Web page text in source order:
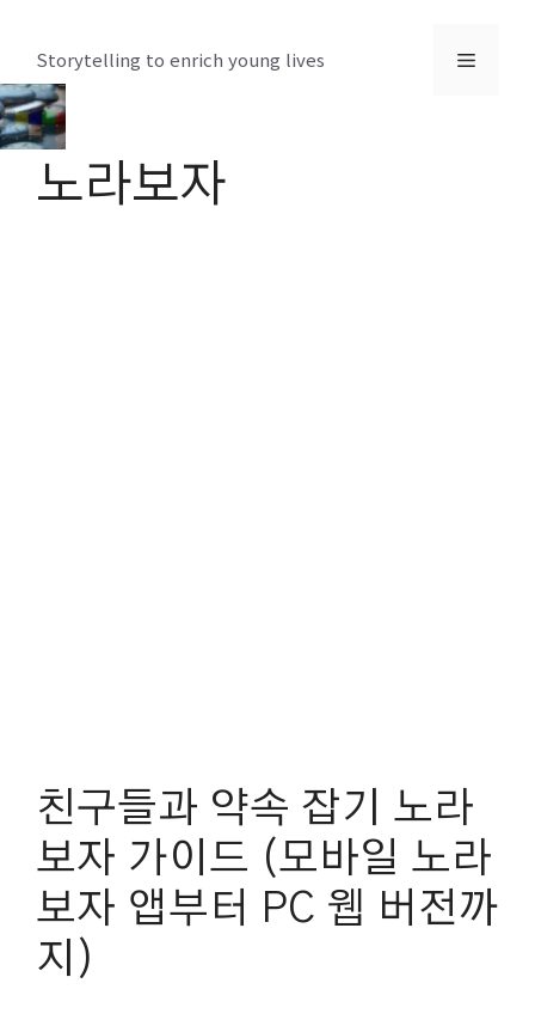
츠
로
건
Storytelling to enrich young lives 메
노라보자
친구들과 약속 잡기 노라
보자 가이드 (모바일 노라
보자 앱부터 PC 웹 버전까
지)